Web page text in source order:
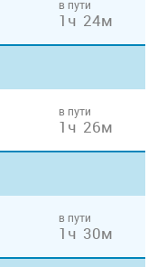
в пути
1ч 24м
в пути
1ч 26м
в пути
1ч 30м